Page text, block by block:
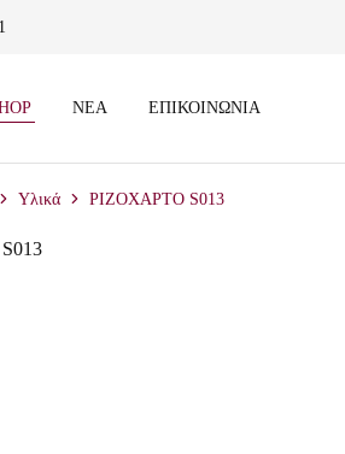
ΝΈΑ ΕΠΙΚΟΙΝΩΝΊΑ
Υλικά ΡΙΖΟΧΑΡΤΟ S013